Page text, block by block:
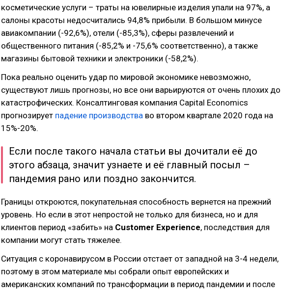
косметические услуги – траты на ювелирные изделия упали на 97%, а
салоны красоты недосчитались 94,8% прибыли. В большом минусе
авиакомпании (-92,6%), отели (-85,3%), сферы развлечений и
общественного питания (-85,2% и -75,6% соответственно), а также
магазины бытовой техники и электроники (-58,2%).
Пока реально оценить удар по мировой экономике невозможно,
существуют лишь прогнозы, но все они варьируются от очень плохих до
катастрофических. Консалтинговая компания Capital Economics
прогнозирует падение производства во втором квартале 2020 года на
15%-20%.
Если после такого начала статьи вы дочитали её до
этого абзаца, значит узнаете и её главный посыл –
пандемия рано или поздно закончится.
Границы откроются, покупательная способность вернется на прежний
уровень. Но если в этот непростой не только для бизнеса, но и для
клиентов период «забить» на Customer Experience, последствия для
компании могут стать тяжелее.
Ситуация с коронавирусом в России отстает от западной на 3-4 недели,
поэтому в этом материале мы собрали опыт европейских и
американских компаний по трансформации в период пандемии и после